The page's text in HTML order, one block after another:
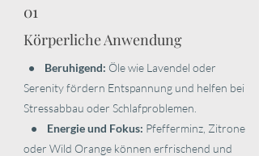
01
Körperliche Anwendung
• Beruhigend: Öle wie Lavendel oder
Serenity fördern Entspannung und helfen bei
Stressabbau oder Schlafproblemen.
• Energie und Fokus: Pfefferminz, Zitrone
oder Wild Orange können erfrischend und